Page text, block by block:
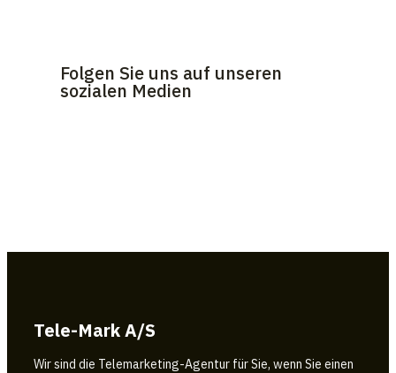
Folgen Sie uns auf unseren
sozialen Medien
Tele-Mark A/S
Wir sind die Telemarketing-Agentur für Sie, wenn Sie einen